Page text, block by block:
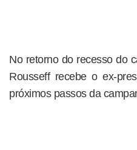
No retorno do recesso do
Rousseff recebe o ex-
próximos passos da